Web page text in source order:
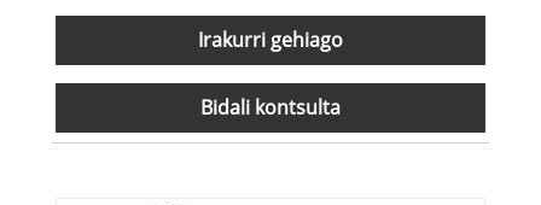
Irakurri gehiago
Bidali kontsulta